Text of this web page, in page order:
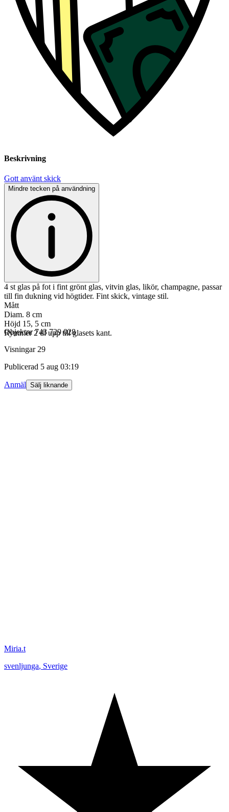
Beskrivning
Gott använt skick
Mindre tecken på användning
4 st glas på fot i fint grönt glas, vitvin glas, likör, champagne, passar
till fin dukning vid högtider. Fint skick, vintage stil.
Mått
Diam. 8 cm
Höjd 15, 5 cm
Rymmer 2 dl upp till glasets kant.
Objektnr 743 729 028
Visningar 29
Publicerad 5 aug 03:19
Anmäl Sälj liknande
Miria.t
svenljunga, Sverige